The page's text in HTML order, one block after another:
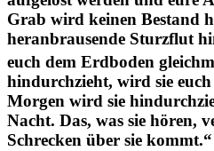
Grab wird keinen Bestand
heranbrausende Sturzflut
euch dem Erdboden
hindurchzieht, wird sie
Morgen wird sie
Nacht. Das, was sie hören,
Schrecken über sie kommt.“